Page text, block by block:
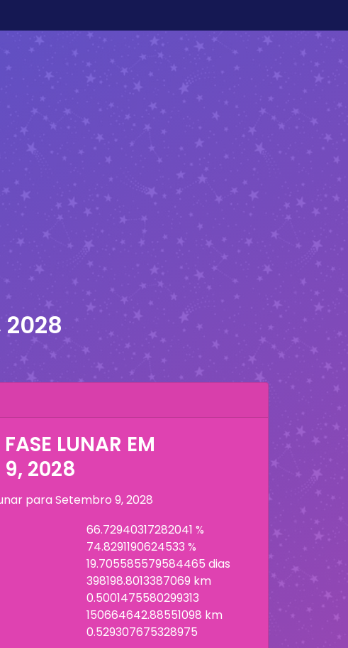
2028
LUNAR EM
9, 2028
paraSetembro 9, 2028
66.72940317282041 %
74.8291190624533 %
19.705585579584465 dias
398198.8013387069 km
0.5001475580299313
150664642.88551098 km
0.529307675328975